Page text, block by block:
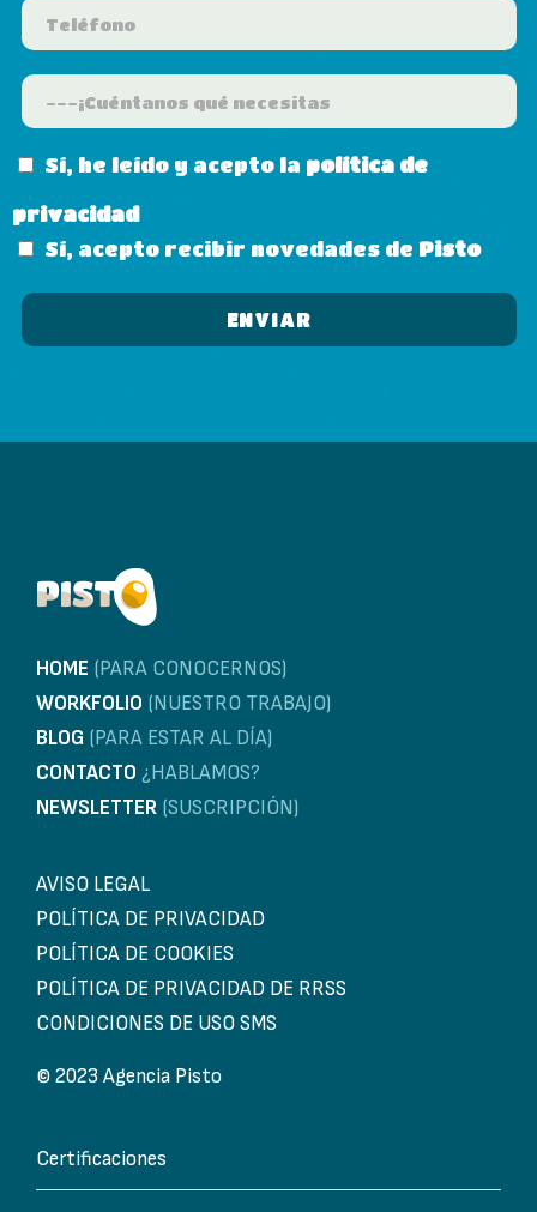
Sí, he leído y acepto la política de
privacidad
Sí, acepto recibir novedades de Pisto
HOME (PARA CONOCERNOS)
WORKFOLIO (NUESTRO TRABAJO)
BLOG (PARA ESTAR AL DÍA)
CONTACTO ¿HABLAMOS?
NEWSLETTER (SUSCRIPCIÓN)
AVISO LEGAL
POLÍTICA DE PRIVACIDAD
POLÍTICA DE COOKIES
POLÍTICA DE PRIVACIDAD DE RRSS
CONDICIONES DE USO SMS
© 2023 Agencia Pisto
Certificaciones